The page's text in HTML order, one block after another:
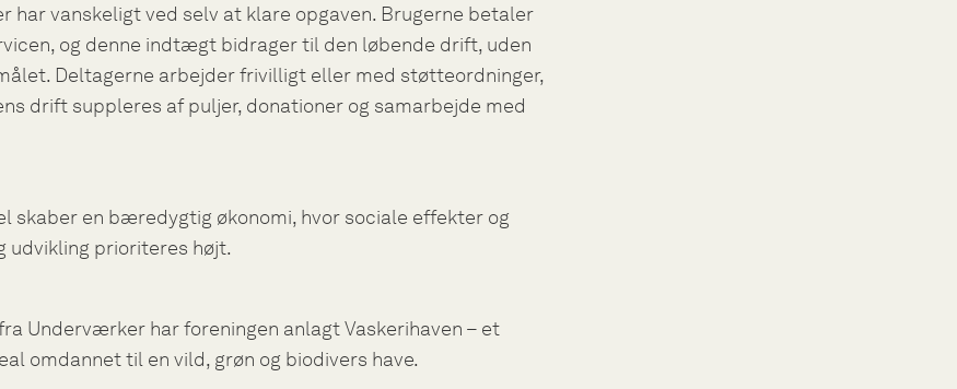
har vanskeligt ved selv at klare opgaven. Brugerne betaler
og denne indtægt bidrager til den løbende drift, uden
Deltagerne arbejder frivilligt eller med støtteordninger,
drift suppleres af puljer, donationer og samarbejde med
skaber en bæredygtig økonomi, hvor sociale effekter og
udvikling prioriteres højt.
Underværker har foreningen anlagt Vaskerihaven – et
omdannet til en vild, grøn og biodivers have.